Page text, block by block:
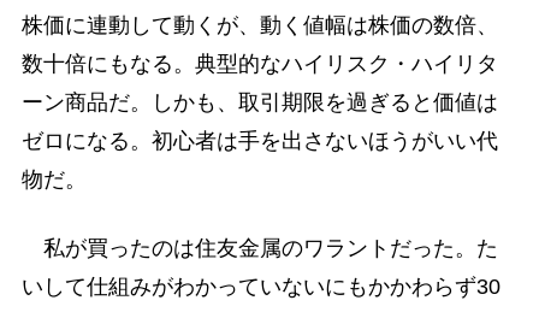
株価に連動して動くが、動く値幅は株価の数倍、
数十倍にもなる。典型的なハイリスク・ハイリタ
ーン商品だ。しかも、取引期限を過ぎると価値は
ゼロになる。初心者は手を出さないほうがいい代
物だ。
私が買ったのは住友金属のワラントだった。た
いして仕組みがわかっていないにもかかわらず30